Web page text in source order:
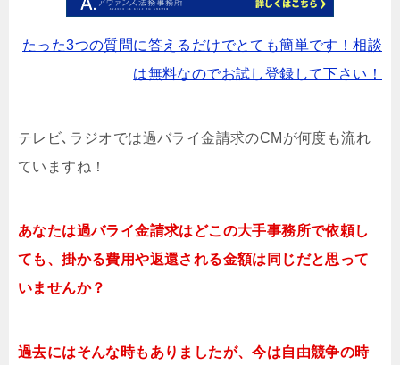
たった3つの質問に答えるだけでとても簡単です！相談
は無料なのでお試し登録して下さい！
テレビ､ラジオでは過バライ金請求のCMが何度も流れ
ていますね！
あなたは過バライ金請求はどこの大手事務所で依頼し
ても、掛かる費用や返還される金額は同じだと思って
いませんか？
過去にはそんな時もありましたが、今は自由競争の時